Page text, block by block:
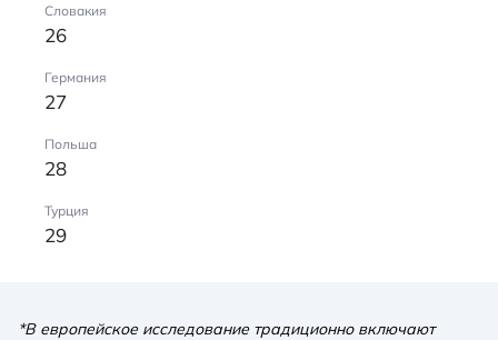
Словакия
26
Германия
27
Польша
28
Турция
29
*В европейское исследование традиционно включают